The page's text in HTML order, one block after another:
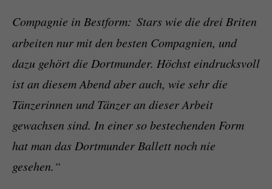
Compagnie in Bestform: Stars wie die drei Briten
arbeiten nur mit den besten Compagnien, und
dazu gehört die Dortmunder. Höchst eindrucksvoll
ist an diesem Abend aber auch, wie sehr die
Tänzerinnen und Tänzer an dieser Arbeit
gewachsen sind. In einer so bestechenden Form
hat man das Dortmunder Ballett noch nie
gesehen.“